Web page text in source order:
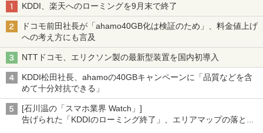
KDDI、楽天へのローミングを9月末で終了
ドコモ前田社長が「ahamo40GB化は検証のため」、料金値上げ
への考え方にも言及
NTTドコモ、エリクソン製の最新型装置を国内初導入
KDDI松田社長、ahamoの40GBキャンペーンに「品質などを含
めて十分対抗できる」
[石川温の「スマホ業界 Watch」]
告げられた「KDDIのローミング終了」、エリアマップの落とし